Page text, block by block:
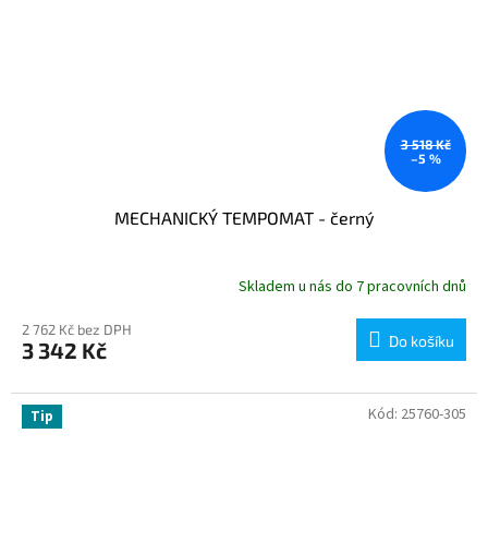
3 518 Kč
–5 %
MECHANICKÝ TEMPOMAT - černý
Skladem u nás do 7 pracovních dnů
2 762 Kč bez DPH
3 342 Kč Do košíku
Tip Kód: 25760-305